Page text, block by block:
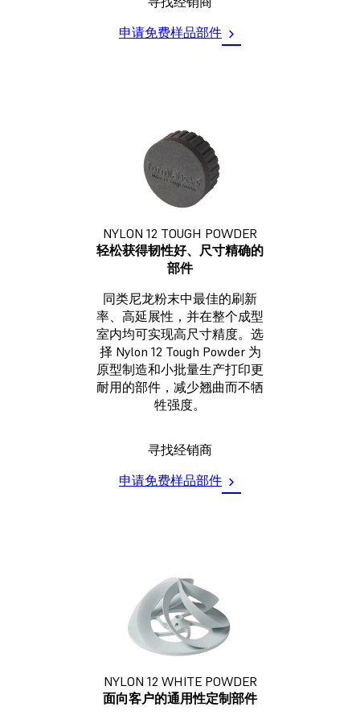
申请免费样品部件
NYLON 12 TOUGH POWDER
轻松获得韧性好、尺寸精确的
部件
同类尼龙粉末中最佳的刷新
率、高延展性，并在整个成型
室内均可实现高尺寸精度。选
择 Nylon 12 Tough Powder 为
原型制造和小批量生产打印更
耐用的部件，减少翘曲而不牺
牲强度。
寻找经销商
申请免费样品部件
NYLON 12 WHITE POWDER
面向客户的通用性定制部件